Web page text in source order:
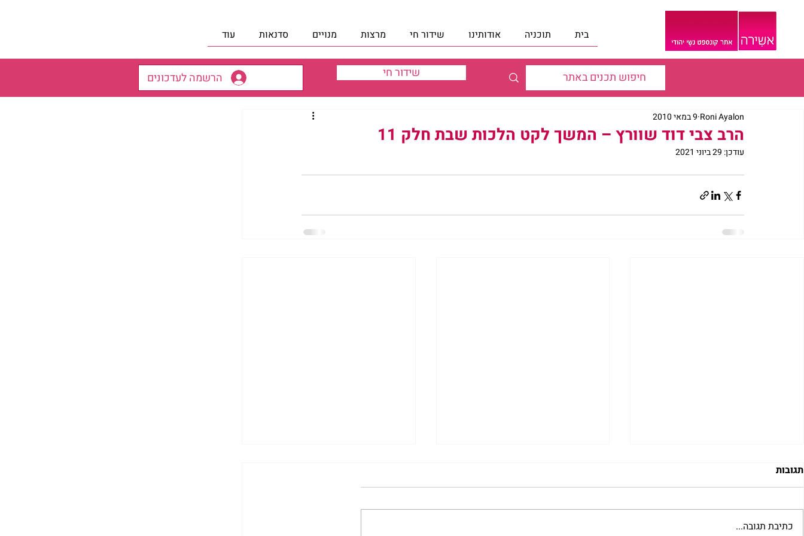
בית תוכניה אודותינו שידור חי מרצות מנויים סדנאות עוד
הרשמה לעדכונים שידור חי
הרב צבי דוד שוורץ – המשך לקט הלכות שבת חלק 11
Roni Ayalon 9 במאי 2010
עודכן: 29 ביוני 2021
תגובות
כתיבת תגובה...